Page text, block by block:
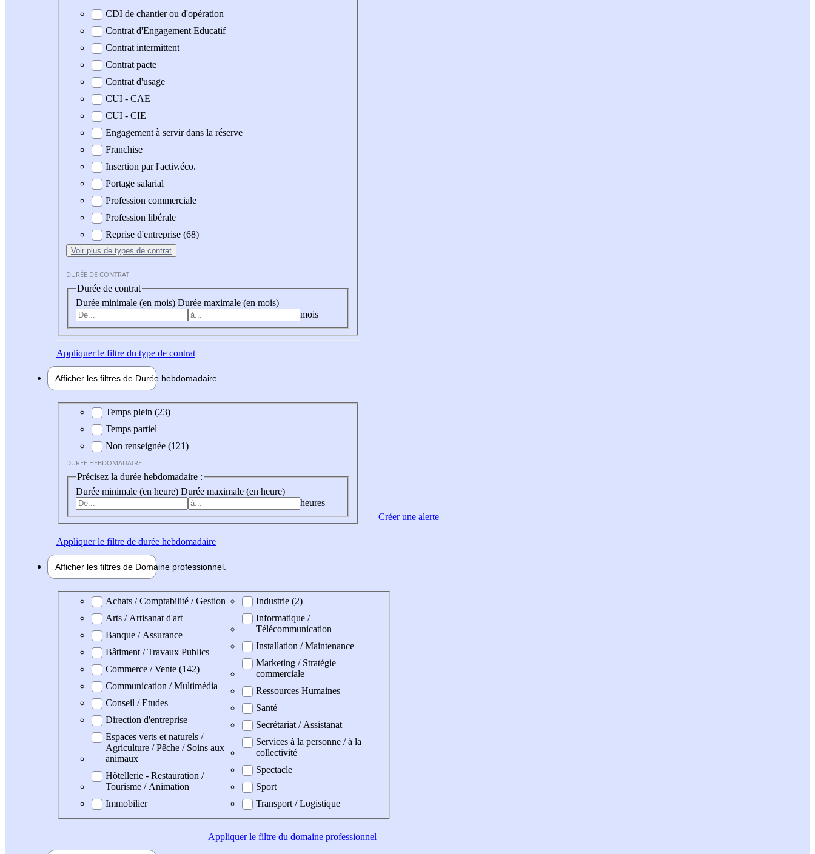
CDI de chantier ou d'opération
Contrat d'Engagement Educatif
Contrat intermittent
Contrat pacte
Contrat d'usage
CUI - CAE
CUI - CIE
Engagement à servir dans la réserve
Franchise
Insertion par l'activ.éco.
Portage salarial
Profession commerciale
Profession libérale
Reprise d'entreprise (68)
Voir plus de types de contrat
DURÉE DE CONTRAT
Durée de contrat
Durée minimale (en mois) Durée maximale (en mois)
mois
Appliquerle filtre du type de contrat
Afficher les filtres de Durée hebdomadaire
Durée hebdomadaire
Temps plein (23)
Temps partiel
Non renseignée (121)
DURÉE HEBDOMADAIRE
Précisez la durée hebdomadaire :
Durée minimale (en heure) Durée maximale (en heure)
heures
Appliquerle filtre de durée hebdomadaire
Afficher les filtres de Domaine professionnel
Domaine professionel
Achats / Comptabilité / Gestion
Arts / Artisanat d'art
Banque / Assurance
Bâtiment / Travaux Publics
Commerce / Vente (142)
Communication / Multimédia
Conseil / Etudes
Direction d'entreprise
Espaces verts et naturels /
Agriculture / Pêche / Soins aux
animaux
Hôtellerie - Restauration /
Tourisme / Animation
Immobilier
Industrie (2)
Informatique /
Télécommunication
Installation / Maintenance
Marketing / Stratégie
commerciale
Ressources Humaines
Santé
Secrétariat / Assistanat
Services à la personne / à la
collectivité
Spectacle
Sport
Transport / Logistique
Appliquerle filtre du domaine professionnel
Créer une alerte